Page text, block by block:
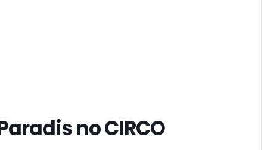
no CIRCO